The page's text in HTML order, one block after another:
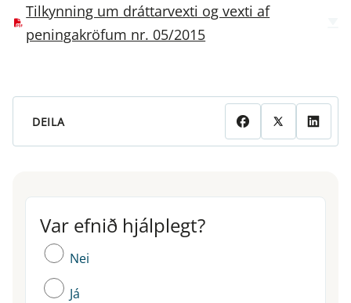
Tilkynning um dráttarvexti og vexti af
peningakröfum nr. 05/2015
DEILA
Var efnið hjálplegt?
Var efnið hjálplegt?
Nei
Já